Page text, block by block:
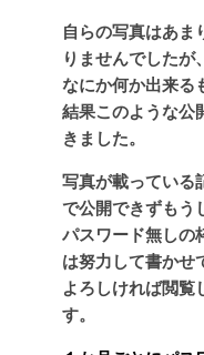
自らの写真はあま
りませんでしたが
なにか何か出来る
結果このような公
きました。
写真が載っている
で公開できずもう
パスワード無しの
は努力して書かせ
よろしければ閲覧
す。